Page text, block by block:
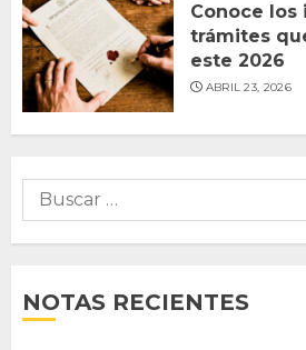
Conoce los
trámites
este 2026
ABRIL 23, 2026
Buscar:
NOTAS RECIENTES